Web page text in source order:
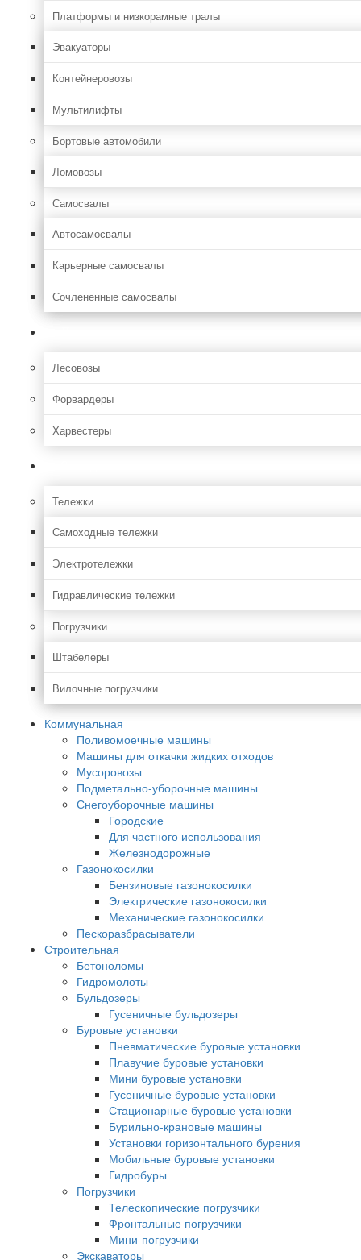
Платформы и низкорамные тралы
Эвакуаторы
Контейнеровозы
Мультилифты
Бортовые автомобили
Ломовозы
Самосвалы
Автосамосвалы
Карьерные самосвалы
Сочлененные самосвалы
Лесовозы
Форвардеры
Харвестеры
Тележки
Самоходные тележки
Электротележки
Гидравлические тележки
Погрузчики
Штабелеры
Вилочные погрузчики
Коммунальная
Поливомоечные машины
Машины для откачки жидких отходов
Мусоровозы
Подметально-уборочные машины
Снегоуборочные машины
Городские
Для частного использования
Железнодорожные
Газонокосилки
Бензиновые газонокосилки
Электрические газонокосилки
Механические газонокосилки
Пескоразбрасыватели
Строительная
Бетоноломы
Гидромолоты
Бульдозеры
Гусеничные бульдозеры
Буровые установки
Пневматические буровые установки
Плавучие буровые установки
Мини буровые установки
Гусеничные буровые установки
Стационарные буровые установки
Бурильно-крановые машины
Установки горизонтального бурения
Мобильные буровые установки
Гидробуры
Погрузчики
Телескопические погрузчики
Фронтальные погрузчики
Мини-погрузчики
Экскаваторы